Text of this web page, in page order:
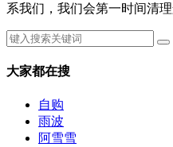
系我们，我们会第一时间清
大家都在搜
自购
雨波
阿雪雪